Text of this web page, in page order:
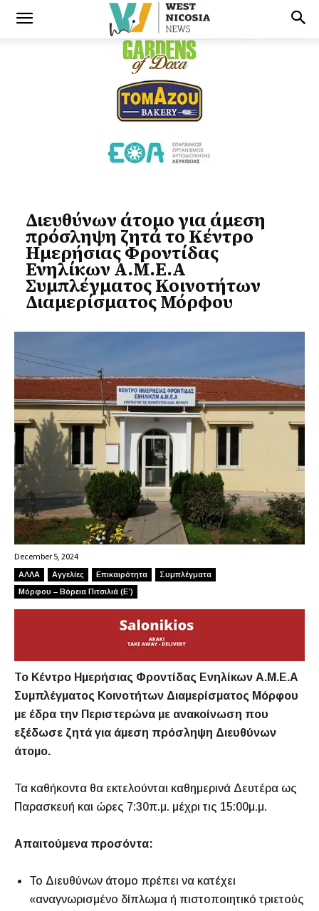
Διευθύνων άτομο για άμεση
πρόσληψη ζητά το Κέντρο
Ημερήσιας Φροντίδας
Ενηλίκων Α.Μ.Ε.Α
Συμπλέγματος Κοινοτήτων
Διαμερίσματος Μόρφου
December 5, 2024
ΑΛΛΑ Αγγελίες Επικαιρότητα
Συμπλέγματα
Μόρφου – Βόρεια Πιτσιλιά (Ε’)
Το Κέντρο Ημερήσιας Φροντίδας Ενηλίκων Α.Μ.Ε.Α
Συμπλέγματος Κοινοτήτων Διαμερίσματος Μόρφου
με έδρα την Περιστερώνα με ανακοίνωση που
εξέδωσε ζητά για άμεση πρόσληψη Διευθύνων
άτομο.
Τα καθήκοντα θα εκτελούνται καθημερινά Δευτέρα ως
Παρασκευή και ώρες 7:30π.μ. μέχρι τις 15:00μ.μ.
Απαιτούμενα προσόντα:
Το Διευθύνων άτομο πρέπει να κατέχει
«αναγνωρισμένο δίπλωμα ή πιστοποιητικό τριετούς